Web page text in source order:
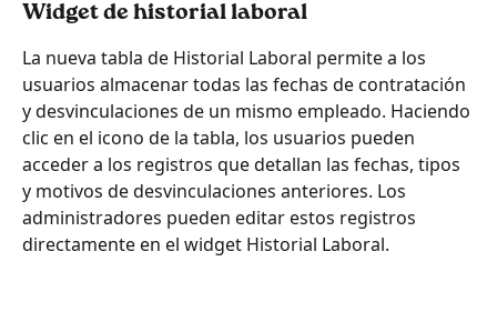
Widget de historial laboral
La nueva tabla de Historial Laboral permite a los
usuarios almacenar todas las fechas de contratación
y desvinculaciones de un mismo empleado. Haciendo
clic en el icono de la tabla, los usuarios pueden
acceder a los registros que detallan las fechas, tipos
y motivos de desvinculaciones anteriores. Los
administradores pueden editar estos registros
directamente en el widget Historial Laboral.